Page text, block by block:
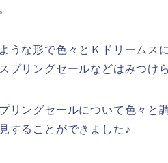
うな形で色々とＫドリームス
プリングセールなどはみつけ
リングセールについて色々と
することができました♪